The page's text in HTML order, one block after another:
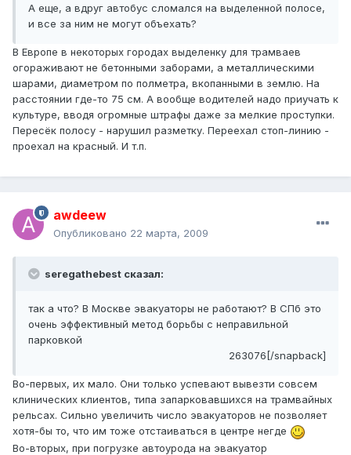
А еще, а вдруг автобус сломался на выделенной полосе,
и все за ним не могут объехать?
В Европе в некоторых городах выделенку для трамваев
огораживают не бетонными заборами, а металлическими
шарами, диаметром по полметра, вкопанными в землю. На
расстоянии где-то 75 см. А вообще водителей надо приучать к
культуре, вводя огромные штрафы даже за мелкие проступки.
Пересёк полосу - нарушил разметку. Переехал стоп-линию -
проехал на красный. И т.п.
awdeew
Опубликовано 22 марта, 2009
seregathebest сказал:
так а что? В Москве эвакуаторы не работают? В СПб это
очень эффективный метод борьбы с неправильной
парковкой
263076[/snapback]
Во-первых, их мало. Они только успевают вывезти совсем
клинических клиентов, типа запарковавшихся на трамвайных
рельсах. Сильно увеличить число эвакуаторов не позволяет
хотя-бы то, что им тоже отстаиваться в центре негде
Во-вторых, при погрузке автоурода на эвакуатор